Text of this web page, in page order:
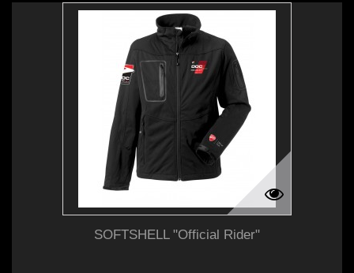
SOFTSHELL "Official Rider"